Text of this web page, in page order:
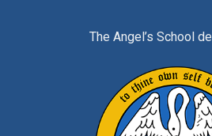
The Angel’s School